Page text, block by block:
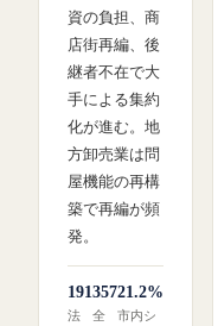
資の負担、商
店街再編、後
継者不在で大
手による集約
化が進む。地
方卸売業は問
屋機能の再構
築で再編が頻
発。
191
法
357
全
21.2%
市内シ